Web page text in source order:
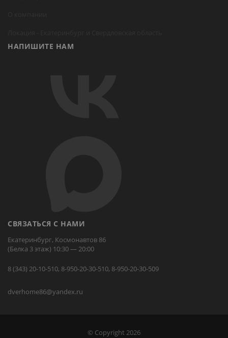
НАПИШИТЕ НАМ
СВЯЗАТЬСЯ С НАМИ
Екатеринбург, Космонавтов 86
(Белка 3 этаж) 10:30 — 20:00
8 (343) 20-10-510, 8-950-20-30-510, 8-950-20-30-509
dverhome86@yandex.ru
© Copyright 2026